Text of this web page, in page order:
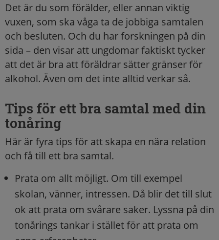
Det är du som förälder, eller annan viktig
vuxen, som ska våga ta de jobbiga samtalen
och besluten. Och du har forskningen på din
sida – den visar att ungdomar faktiskt tycker
att det är bra att föräldrar sätter gränser för
alkohol. Även om det inte alltid verkar så.
Tips för ett bra samtal med din
tonåring
Här är fyra tips för att skapa en nära relation
och få till ett bra samtal.
Prata om allt möjligt. Om till exempel
skolan, vänner, intressen. Då blir det till slut
ok att prata om svårare saker. Lyssna på din
tonårings tankar i stället för att prata om